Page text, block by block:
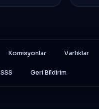
Komisyonlar Varlıklar
SSS Geri Bildirim